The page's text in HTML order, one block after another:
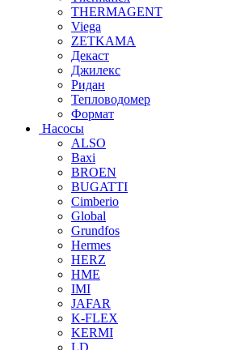
THERMAGENT
Viega
ZETKAMA
Декаст
Джилекс
Ридан
Тепловодомер
Формат
Насосы
ALSO
Baxi
BROEN
BUGATTI
Cimberio
Global
Grundfos
Hermes
HERZ
HME
IMI
JAFAR
K-FLEX
KERMI
LD